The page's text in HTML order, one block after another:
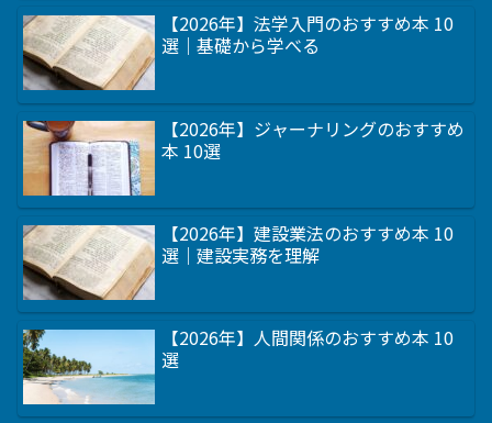
【2026年】法学入門のおすすめ本 10
選｜基礎から学べる
【2026年】ジャーナリングのおすすめ
本 10選
【2026年】建設業法のおすすめ本 10
選｜建設実務を理解
【2026年】人間関係のおすすめ本 10
選